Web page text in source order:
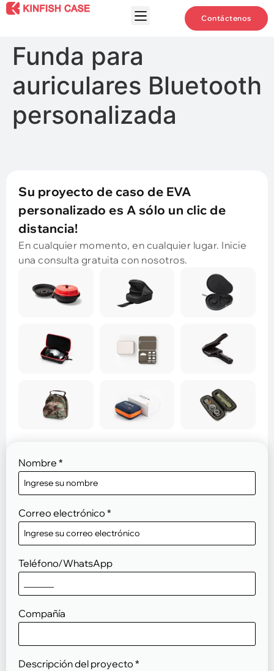
Contáctenos
Funda para
auriculares Bluetooth
personalizada
Nombre *
Correo electrónico *
Teléfono/WhatsApp
Compañía
Descripción del proyecto *
Su proyecto de caso de EVA
personalizado es A sólo un clic de
distancia!
En cualquier momento, en cualquier lugar. Inicie
una consulta gratuita con nosotros.